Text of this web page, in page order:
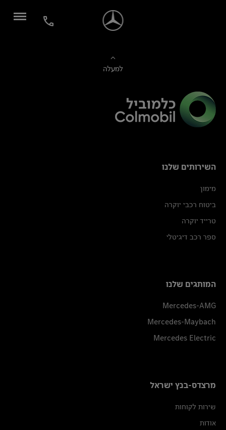
למעלה
השירותים שלנו
מימון
ביטוח רכבי יוקרה
טרייד יוקרה
ספר רכב דיגיטלי
המותגים שלנו
Mercedes-AMG
Mercedes-Maybach
Mercedes Electric
מרצדס-בנץ ישראל
שירות לקוחות
אודות